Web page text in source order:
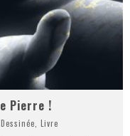
Pierre !
, Livre